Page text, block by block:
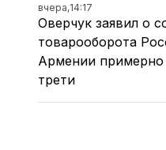
вчера,14:17
Оверчук заявил о
товарооборота
Армении примерно
трети